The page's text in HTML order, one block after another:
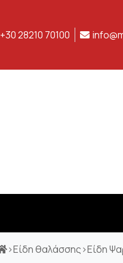
+30 28210 70100
>Είδη θαλάσσης>Είδη